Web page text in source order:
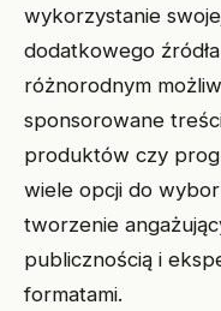
wykorzystanie
dodatkowego
różnorodnym
sponsorowane
produktów czy
wiele opcji do
tworzenie
publicznością i
formatami.